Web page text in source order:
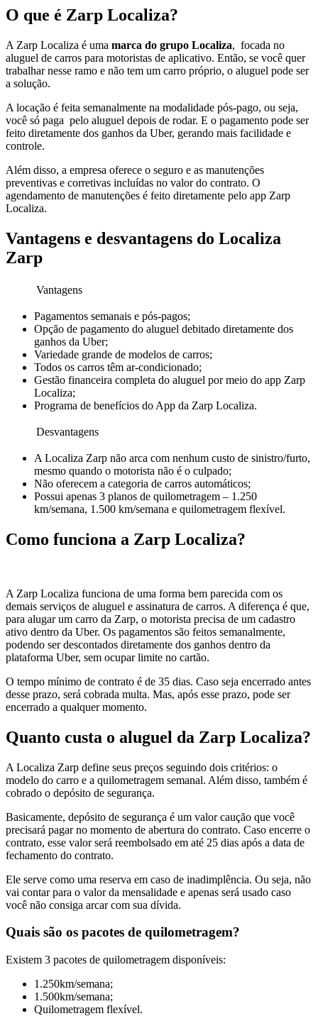
O que é Zarp Localiza?
A Zarp Localiza é uma marca do grupo Localiza, focada no
aluguel de carros para motoristas de aplicativo. Então, se você quer
trabalhar nesse ramo e não tem um carro próprio, o aluguel pode ser
a solução.
A locação é feita semanalmente na modalidade pós-pago, ou seja,
você só paga pelo aluguel depois de rodar. E o pagamento pode ser
feito diretamente dos ganhos da Uber, gerando mais facilidade e
controle.
Além disso, a empresa oferece o seguro e as manutenções
preventivas e corretivas incluídas no valor do contrato. O
agendamento de manutenções é feito diretamente pelo app Zarp
Localiza.
Vantagens e desvantagens do Localiza
Zarp
Vantagens
Pagamentos semanais e pós-pagos;
Opção de pagamento do aluguel debitado diretamente dos
ganhos da Uber;
Variedade grande de modelos de carros;
Todos os carros têm ar-condicionado;
Gestão financeira completa do aluguel por meio do app Zarp
Localiza;
Programa de benefícios do App da Zarp Localiza.
Desvantagens
A Localiza Zarp não arca com nenhum custo de sinistro/furto,
mesmo quando o motorista não é o culpado;
Não oferecem a categoria de carros automáticos;
Possui apenas 3 planos de quilometragem – 1.250
km/semana, 1.500 km/semana e quilometragem flexível.
Como funciona a Zarp Localiza?
A Zarp Localiza funciona de uma forma bem parecida com os
demais serviços de aluguel e assinatura de carros. A diferença é que,
para alugar um carro da Zarp, o motorista precisa de um cadastro
ativo dentro da Uber. Os pagamentos são feitos semanalmente,
podendo ser descontados diretamente dos ganhos dentro da
plataforma Uber, sem ocupar limite no cartão.
O tempo mínimo de contrato é de 35 dias. Caso seja encerrado antes
desse prazo, será cobrada multa. Mas, após esse prazo, pode ser
encerrado a qualquer momento.
Quanto custa o aluguel da Zarp Localiza?
A Localiza Zarp define seus preços seguindo dois critérios: o
modelo do carro e a quilometragem semanal. Além disso, também é
cobrado o depósito de segurança.
Basicamente, depósito de segurança é um valor caução que você
precisará pagar no momento de abertura do contrato. Caso encerre o
contrato, esse valor será reembolsado em até 25 dias após a data de
fechamento do contrato.
Ele serve como uma reserva em caso de inadimplência. Ou seja, não
vai contar para o valor da mensalidade e apenas será usado caso
você não consiga arcar com sua dívida.
Quais são os pacotes de quilometragem?
Existem 3 pacotes de quilometragem disponíveis:
1.250km/semana;
1.500km/semana;
Quilometragem flexível.